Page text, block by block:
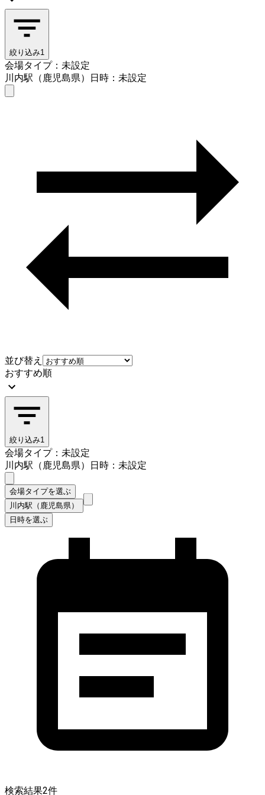
絞り込み1
会場タイプ：未設定
川内駅（鹿児島県）
日時：未設定
並び替え
おすすめ順
絞り込み1
会場タイプ：未設定
川内駅（鹿児島県）
日時：未設定
会場タイプを選ぶ
川内駅（鹿児島県）
日時を選ぶ
検索結果2件